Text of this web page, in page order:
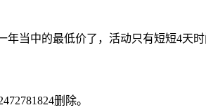
当中的最低价了，活动只有短短4天
删除。